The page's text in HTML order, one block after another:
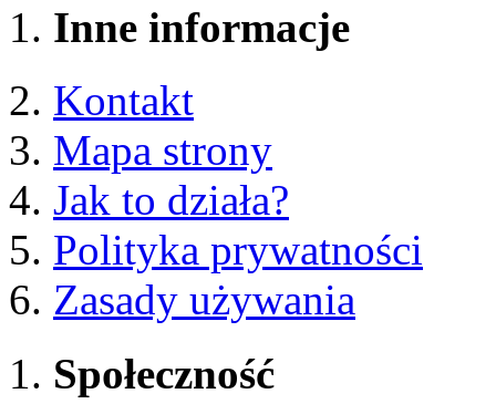
Inne informacje
Kontakt
Mapa strony
Jak to działa?
Polityka prywatności
Zasady używania
Społeczność